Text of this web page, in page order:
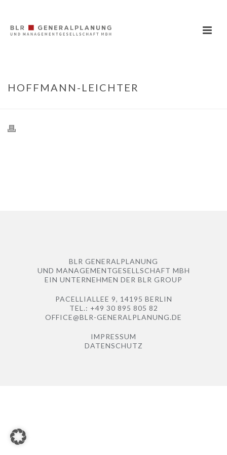
HOFFMANN-LEICHTER
BLR GENERALPLANUNG
UND MANAGEMENTGESELLSCHAFT MBH
EIN UNTERNEHMEN DER BLR GROUP
PACELLIALLEE 9, 14195 BERLIN
TEL.: +49 30 895 805 82
OFFICE@BLR-GENERALPLANUNG.DE
IMPRESSUM
DATENSCHUTZ